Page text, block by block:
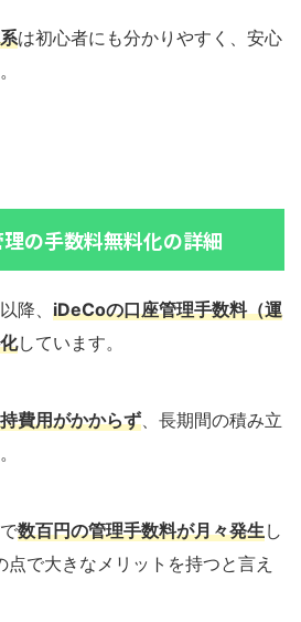
は初心者にも分かりやすく、安心
の手数料無料化の詳細
降、 iDeCoの口座管理手数料（運
しています。
費用がかからず 、長期間の積み立
数百円の管理手数料が月々発生し
点で大きなメリットを持つと言え